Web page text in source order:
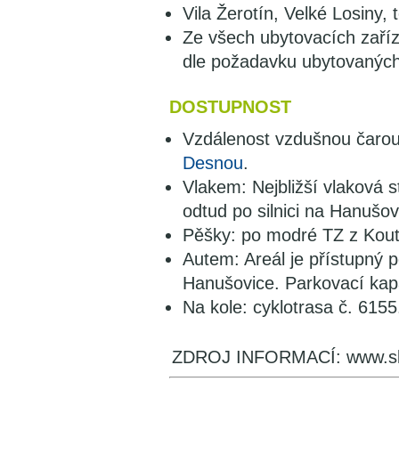
Vila Žerotín, Velké Losiny,
Ze všech ubytovacích
dle požadavku
DOSTUPNOST
Vzdálenost vzdušnou
Desnou.
Vlakem: Nejbližší vlaková
odtud po silnici na
Pěšky: po modré TZ z
Autem: Areál je přístupný
Hanušovice. Parkovací
Na kole: cyklotrasa č.
ZDROJ INFORMACÍ: